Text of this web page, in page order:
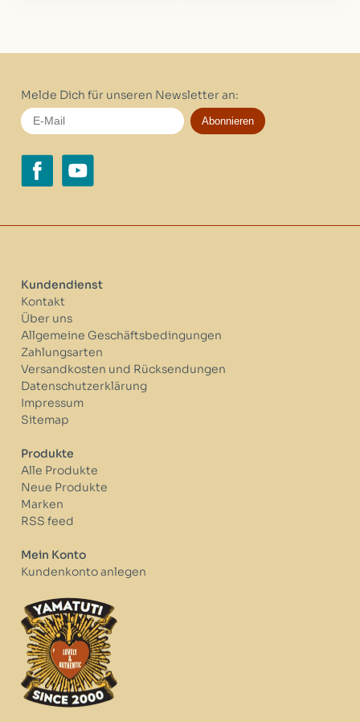
Melde Dich für unseren Newsletter an:
Abonnieren
Kundendienst
Kontakt
Über uns
Allgemeine Geschäftsbedingungen
Zahlungsarten
Versandkosten und Rücksendungen
Datenschutzerklärung
Impressum
Sitemap
Produkte
Alle Produkte
Neue Produkte
Marken
RSS feed
Mein Konto
Kundenkonto anlegen